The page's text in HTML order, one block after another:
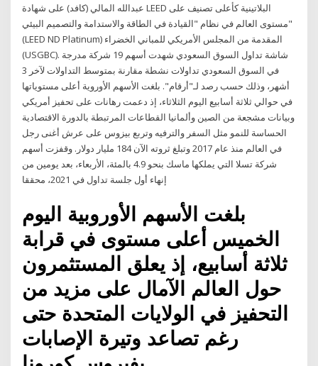
عبدالله المالي (كافد) على شهادة LEED البلاتينية كأعلى تصنيف على
مستوى العالم في نظام "القيادة في الطاقة والاستدامة والتصميم البيئي"
(LEED ND Platinum) المقدمة من المجلس الأمريكي للمباني الخضراء
(USGBC). شاشة تداول السوق السعودي شهدت أسهم 19 شركة مدرجة
في السوق السعودي تداولات نشطة مقارنة بمتوسط التداولات لآخر 3
أشهر، وذلك حسب رصد لـ"أرقام". بلغت الأسهم الأوروية أعلى مستوياتها
في حوالي ثلاثة أسابيع اليوم الثلاثاء، إذ دعمت رهانات على تحفيز أمريكي
وبيانات مشجعة من الصين وألمانيا القطاعات المرتبطة بالدورة الاقتصادية
الحساسة للنمو مثل السفر والترفيه وتربع بيزوس على عرش أغنى رجل
في العالم منذ عام 2017 وتبلغ ثروته الآن 184 مليار دولار. وقفزت أسهم
شركة تسلا التي يملكها ماسك بنحو 4.9 بالمئة، الأربعاء، بعد يومين من
إنهاء أول جلسة تداول في 2021، محققا
بلغت الأسهم الأوروبية اليوم
الخميس أعلى مستوى في قرابة
ثلاثة أسابيع، إذ يعلق المستثمرون
حول العالم الآمال على مزيد من
التحفيز في الولايات المتحدة حتى
رغم تصاعد وتيرة الإصابات